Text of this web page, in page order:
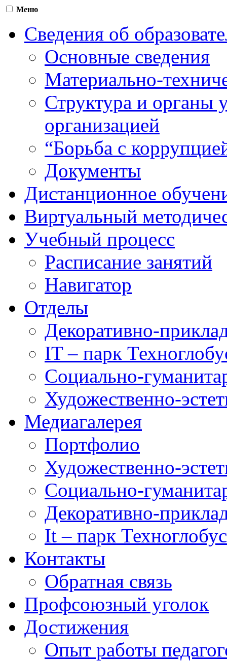
Меню
Сведения об
Основные сведения
Материально-
Структура и органы
организацией
“Борьба с
Документы
Дистанционное
Виртуальный
Учебный процесс
Расписание занятий
Навигатор
Отделы
Декоративно-
IT – парк
Социально-
Художественно-
Медиагалерея
Портфолио
Художественно-
Социально-
Декоративно-
It – парк Техноглобус
Контакты
Обратная связь
Профсоюзный уголок
Достижения
Опыт работы